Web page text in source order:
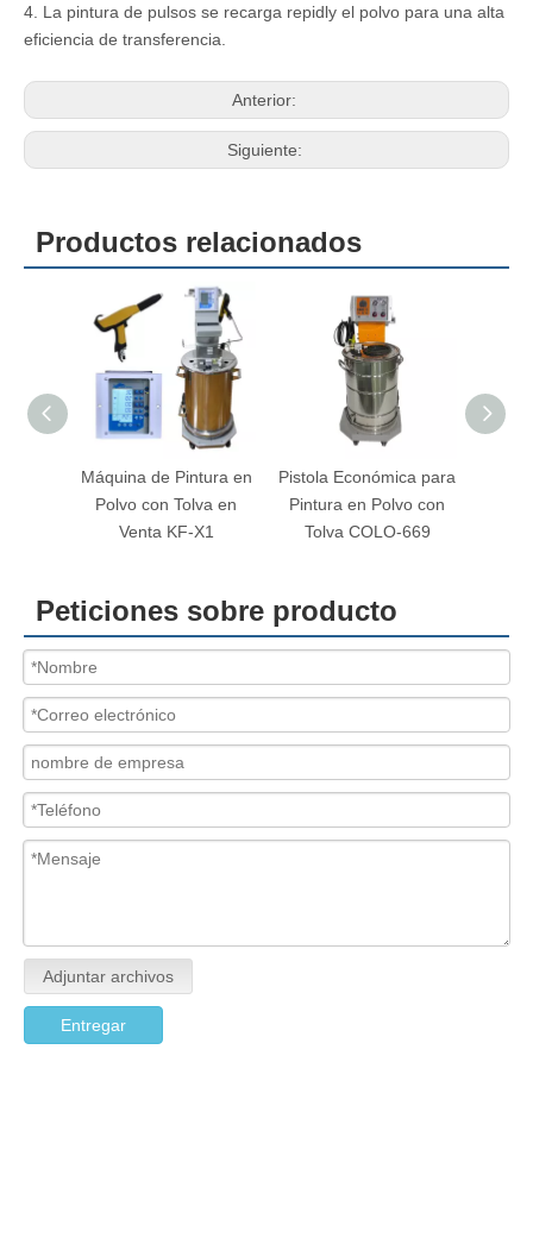
4. La pintura de pulsos se recarga repidly el polvo para una alta
eficiencia de transferencia.
Anterior:
Siguiente:
Productos relacionados
Máquina de Pintura en
Polvo con Tolva en
Venta KF-X1
Pistola Económica para
Pintura en Polvo con
Tolva COLO-669
Peticiones sobre producto
Adjuntar archivos
Entregar